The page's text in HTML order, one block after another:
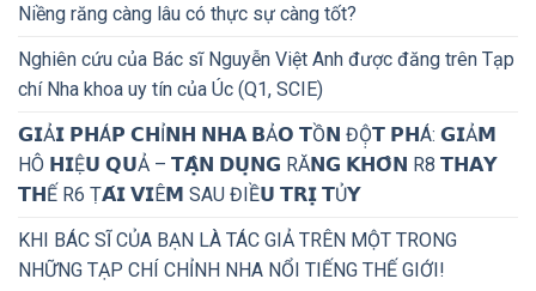
Niềng răng càng lâu có thực sự càng tốt?
Nghiên cứu của Bác sĩ Nguyễn Việt Anh được đăng trên Tạp
chí Nha khoa uy tín của Úc (Q1, SCIE)
𝗚𝗜Ả𝗜 𝗣𝗛Á𝗣 𝗖𝗛Ỉ𝗡𝗛 𝗡𝗛𝗔 𝗕Ả𝗢 𝗧Ồ𝗡 ĐỘ̣𝗧 𝗣𝗛Á: 𝗚𝗜Ả𝗠
HÔ 𝗛𝗜Ệ𝗨 𝗤𝗨Ả – 𝗧𝗔̣̂𝗡 𝗗𝗨̣𝗡𝗚 RĂ𝗡𝗚 𝗞𝗛𝗢̂𝗡 R8 𝗧𝗛𝗔𝗬
𝗧𝗛Ế R6 Ṭ𝗔́𝗜 𝗩𝗜Ê𝗠 SAU ĐIỀ𝗨 𝗧𝗥𝗜̣ 𝗧Ủ𝗬
KHI BÁC SĨ CỦA BẠN LÀ TÁC GIẢ TRÊN MỘT TRONG
NHỮNG TẠP CHÍ CHỈNH NHA NỔI TIẾNG THẾ GIỚI!